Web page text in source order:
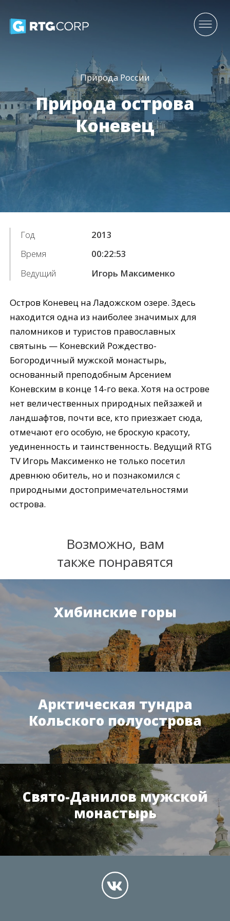
Природа России
Природа острова
Коневец
Год
2013
Время
00:22:53
Ведущий
Игорь Максименко
Остров Коневец на Ладожском озере. Здесь
находится одна из наиболее значимых для
паломников и туристов православных
святынь — Коневский Рождество-
Богородичный мужской монастырь,
основанный преподобным Арсением
Коневским в конце 14-го века. Хотя на острове
нет величественных природных пейзажей и
ландшафтов, почти все, кто приезжает сюда,
отмечают его особую, не броскую красоту,
уединенность и таинственность. Ведущий RTG
TV Игорь Максименко не только посетил
древнюю обитель, но и познакомился с
природными достопримечательностями
острова.
Возможно, вам
также понравятся
Хибинские горы
Арктическая тундра
Кольского полуострова
Свято-Данилов мужской
монастырь